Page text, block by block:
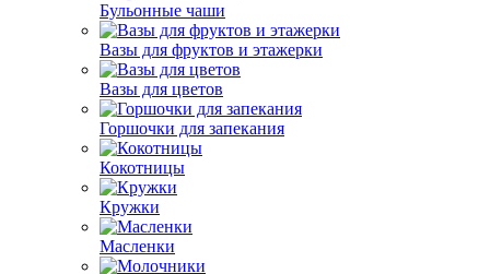
Бульонные чаши
Вазы для фруктов и этажерки
Вазы для цветов
Горшочки для запекания
Кокотницы
Кружки
Масленки